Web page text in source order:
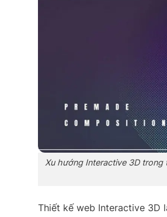
Xu hướng Interactive 3D
Thiết kế web Interactive 3D